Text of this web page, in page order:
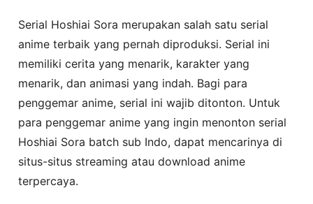
Serial Hoshiai Sora merupakan salah satu serial
anime terbaik yang pernah diproduksi. Serial ini
memiliki cerita yang menarik, karakter yang
menarik, dan animasi yang indah. Bagi para
penggemar anime, serial ini wajib ditonton. Untuk
para penggemar anime yang ingin menonton serial
Hoshiai Sora batch sub Indo, dapat mencarinya di
situs-situs streaming atau download anime
terpercaya.